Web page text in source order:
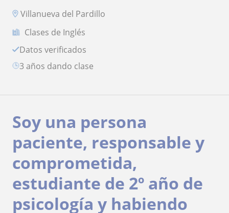
Villanueva del Pardillo
Clases de Inglés
Datos verificados
3 años dando clase
Soy una persona
paciente, responsable y
comprometida,
estudiante de 2º año de
psicología y habiendo